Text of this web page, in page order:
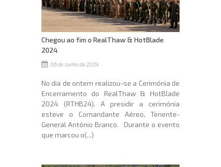
Chegou ao fim o RealThaw & HotBlade
2024
06 de Junho de 2024
No dia de ontem realizou-se a Cerimónia de
Encerramento do RealThaw & HotBlade
2024 (RTHB24). A presidir a cerimónia
esteve o Comandante Aéreo, Tenente-
General António Branco. Durante o evento
que marcou o(...)